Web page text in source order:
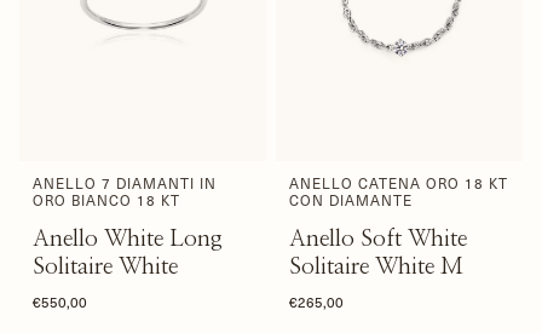
ANELLO 7 DIAMANTI IN
ORO BIANCO 18 KT
Anello White Long
Solitaire White
€550,00
ANELLO CATENA ORO 18 KT
CON DIAMANTE
Anello Soft White
Solitaire White M
€265,00